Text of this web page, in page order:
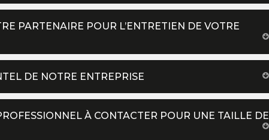
PARTENAIRE POUR L’ENTRETIEN DE VOTRE
DE NOTRE ENTREPRISE
À CONTACTER POUR UNE TAILLE DE